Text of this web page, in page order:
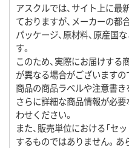
アスクルでは、サイト上に最
ておりますが、メーカーの都
パッケージ、原材料、原産国
す。
このため、実際にお届けす
が異なる場合がございますの
商品の商品ラベルや注意書き
さらに詳細な商品情報が必
わせください。
また、販売単位における「セ
するものではありません。あ